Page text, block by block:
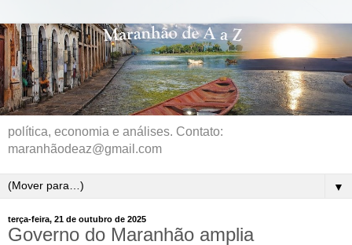
política, economia e análises. Contato:
maranhãodeaz@gmail.com
▼
terça-feira, 21 de outubro de 2025
Governo do Maranhão amplia